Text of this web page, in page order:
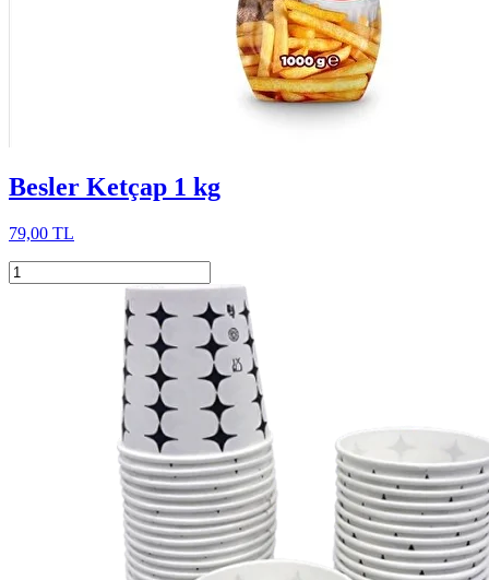
Besler Ketçap 1 kg
79,00 TL